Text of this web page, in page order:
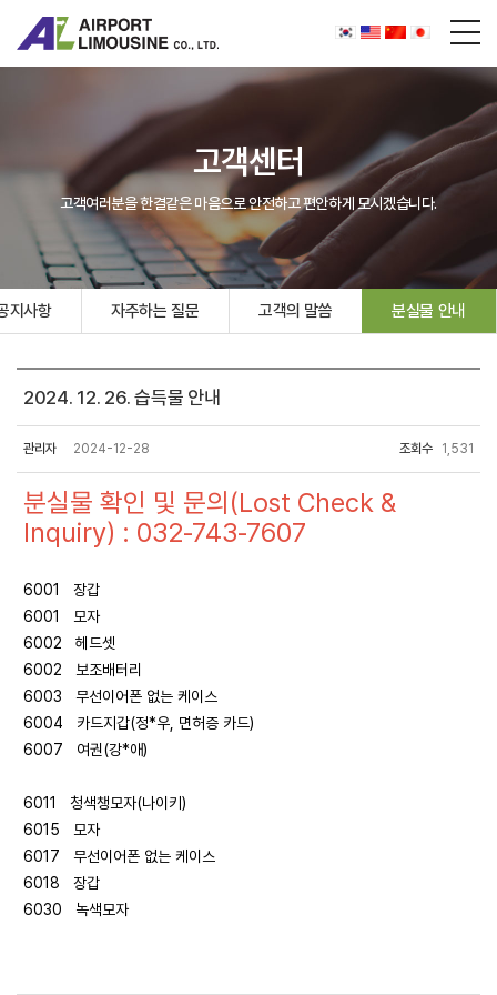
고객센터
고객여러분을 한결같은 마음으로 안전하고 편안하게 모시겠습니다.
지사항 자주하는 질문 고객의 말씀 분실물 안내
2024. 12. 26. 습득물 안내
관리자 2024-12-28 조회수 1,531
분실물 확인 및 문의(Lost Check &
Inquiry) : 032-743-7607
6001 장갑
6001 모자
6002 헤드셋
6002 보조배터리
6003 무선이어폰 없는 케이스
6004 카드지갑(정*우, 면허증 카드)
6007 여권(강*애)
6011 청색챙모자(나이키)
6015 모자
6017 무선이어폰 없는 케이스
6018 장갑
6030 녹색모자